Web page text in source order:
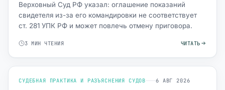
Верховный Суд РФ указал: оглашение показаний
свидетеля из-за его командировки не соответствует
ст. 281 УПК РФ и может повлечь отмену приговора.
3 МИН ЧТЕНИЯ ЧИТАТЬ
СУДЕБНАЯ ПРАКТИКА И РАЗЪЯСНЕНИЯ СУДОВ 6 АВГ 2026